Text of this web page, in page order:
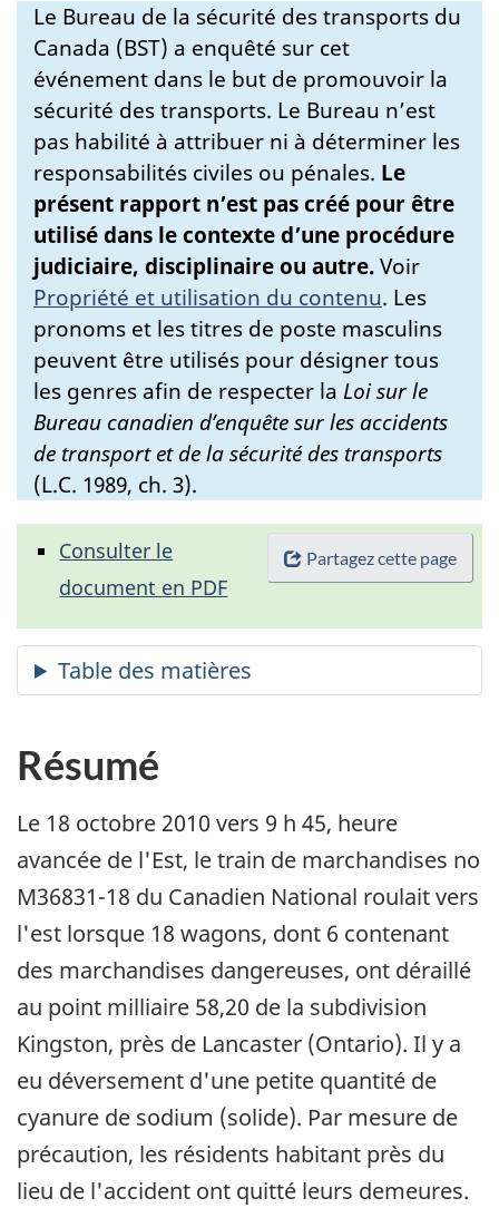
Le Bureau de la sécurité des transports du
Canada (BST) a enquêté sur cet
événement dans le but de promouvoir la
sécurité des transports. Le Bureau n’est
pas habilité à attribuer ni à déterminer les
responsabilités civiles ou pénales. Le
présent rapport n’est pas créé pour être
utilisé dans le contexte d’une procédure
judiciaire, disciplinaire ou autre.Voir
Propriété et utilisation du contenu. Les
pronoms et les titres de poste masculins
peuvent être utilisés pour désigner tous
les genres afin de respecter la Loi sur le
Bureau canadien d’enquête sur les accidents
de transport et de la sécurité des transports
(L.C. 1989, ch. 3).
Partagez cette page
Consulter le
document en PDF
Résumé
Le 18 octobre 2010 vers 9 h 45, heure
avancée de l'Est, le train de marchandises no
M36831-18 du Canadien National roulait vers
l'est lorsque 18 wagons, dont 6 contenant
des marchandises dangereuses, ont déraillé
au point milliaire 58,20 de la subdivision
Kingston, près de Lancaster (Ontario). Il y a
eu déversement d'une petite quantité de
cyanure de sodium (solide). Par mesure de
précaution, les résidents habitant près du
lieu de l'accident ont quitté leurs demeures.